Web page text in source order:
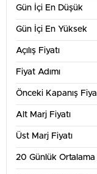
Gün İçi En Düşük
Gün İçi En Yüksek
Açılış Fiyatı
Fiyat Adımı
Önceki Kapanış
Alt Marj Fiyatı
Üst Marj Fiyatı
20 Günlük Ortalama